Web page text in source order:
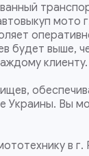
будет выше,
клиенту.
Украины. Вы
в